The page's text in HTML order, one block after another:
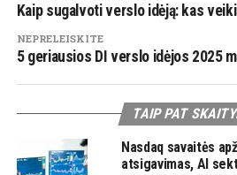
Kaip sugalvoti verslo idėją: kas
NEPRELEISKITE
5 geriausios DI verslo idėjos 2025
TAIP PAT
Nasdaq savaitės
atsigavimas, AI